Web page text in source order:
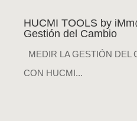
HUCMI TOOLS by
Gestión del Cambio
MEDIR LA GESTIÓN DEL
CON HUCMI...